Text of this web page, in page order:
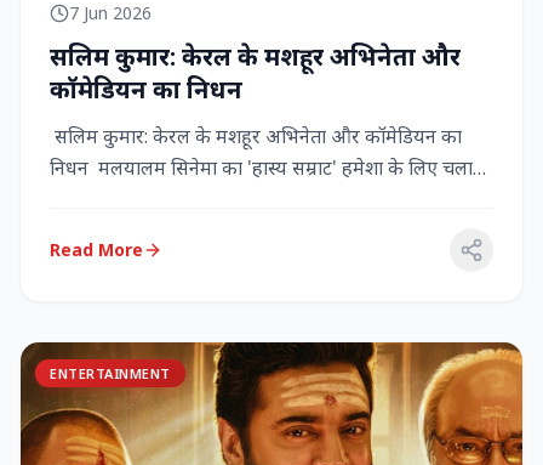
7 Jun 2026
सलिम कुमार: केरल के मशहूर अभिनेता और
कॉमेडियन का निधन
सलिम कुमार: केरल के मशहूर अभिनेता और कॉमेडियन का
निधन मलयालम सिनेमा का 'हास्य सम्राट' हमेशा के लिए चला
Read More
ENTERTAINMENT